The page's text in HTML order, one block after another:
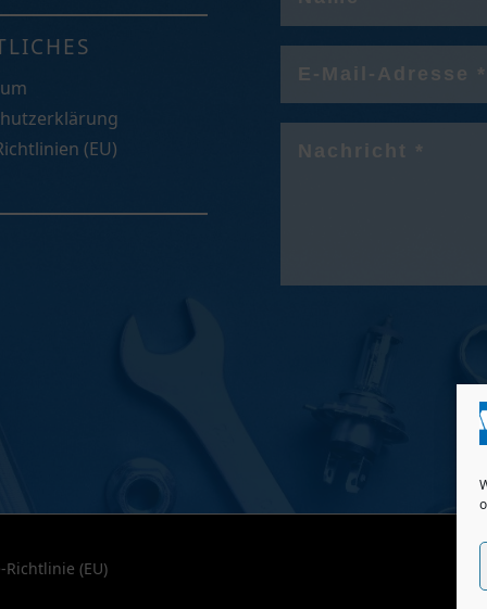
(EU)
Richtlinie (EU)